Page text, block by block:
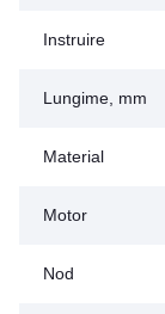
Instruire
Lungime, mm
Material
Motor
Nod